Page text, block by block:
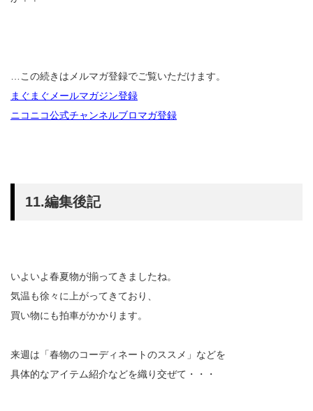
…この続きはメルマガ登録でご覧いただけます。
まぐまぐメールマガジン登録
ニコニコ公式チャンネルブロマガ登録
11.編集後記
いよいよ春夏物が揃ってきましたね。
気温も徐々に上がってきており、
買い物にも拍車がかかります。
来週は「春物のコーディネートのススメ」などを
具体的なアイテム紹介などを織り交ぜて・・・